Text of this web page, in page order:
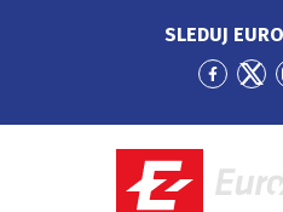
SLEDUJ
Přejít